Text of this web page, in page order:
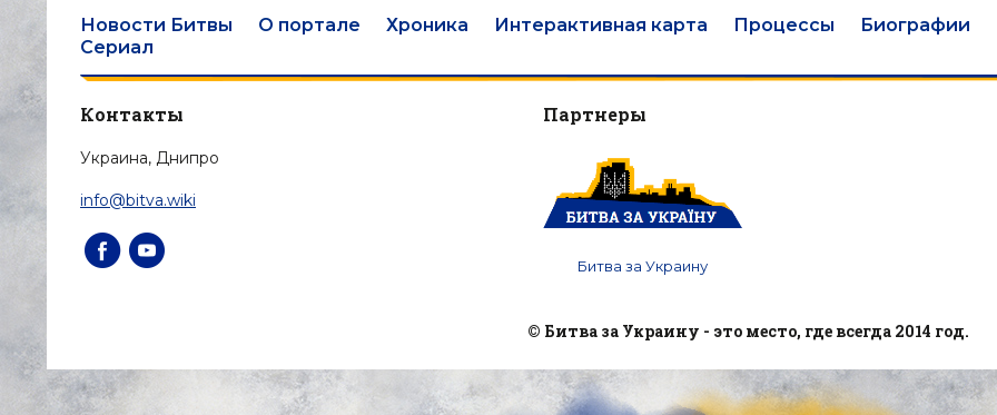
Новости Битвы О портале Хроника Интерактивная карта Процессы Биографии
Сериал
Контакты
Украина, Днипро
info@bitva.wiki
Партнеры
Битва за Украину
© Битва за Украину - это место, где всегда 2014 год.